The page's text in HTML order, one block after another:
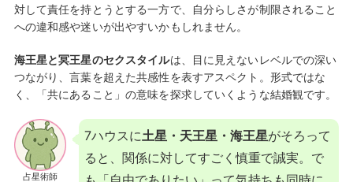
対して責任を持とうとする一方で、自分らしさが制限されること
への違和感や迷いが出やすいかもしれません。
海王星と冥王星のセクスタイルは、目に見えないレベルでの深い
つながり、言葉を超えた共感性を表すアスペクト。形式ではな
く、「共にあること」の意味を探求していくような結婚観です。
占星術師
7ハウスに土星・天王星・海王星がそろって
ると、関係に対してすごく慎重で誠実。で